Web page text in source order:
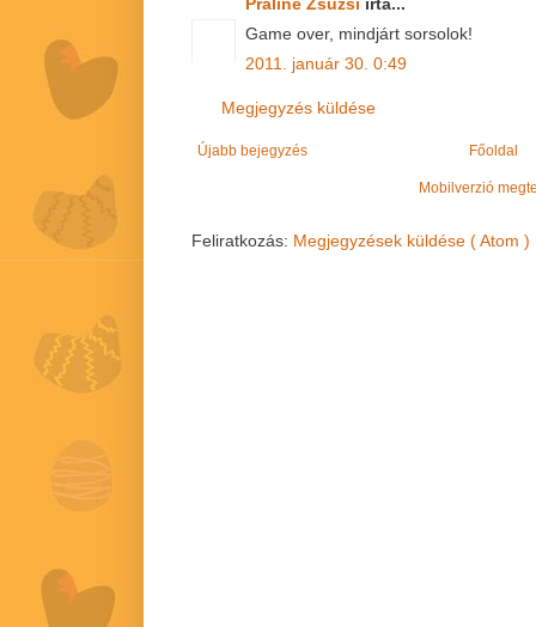
Praliné Zsuzsi írta...
Game over, mindjárt sorsolok!
2011. január 30. 0:49
Megjegyzés küldése
Újabb bejegyzés Főoldal
Mobilverzió
Feliratkozás: Megjegyzések küldése ( Atom )